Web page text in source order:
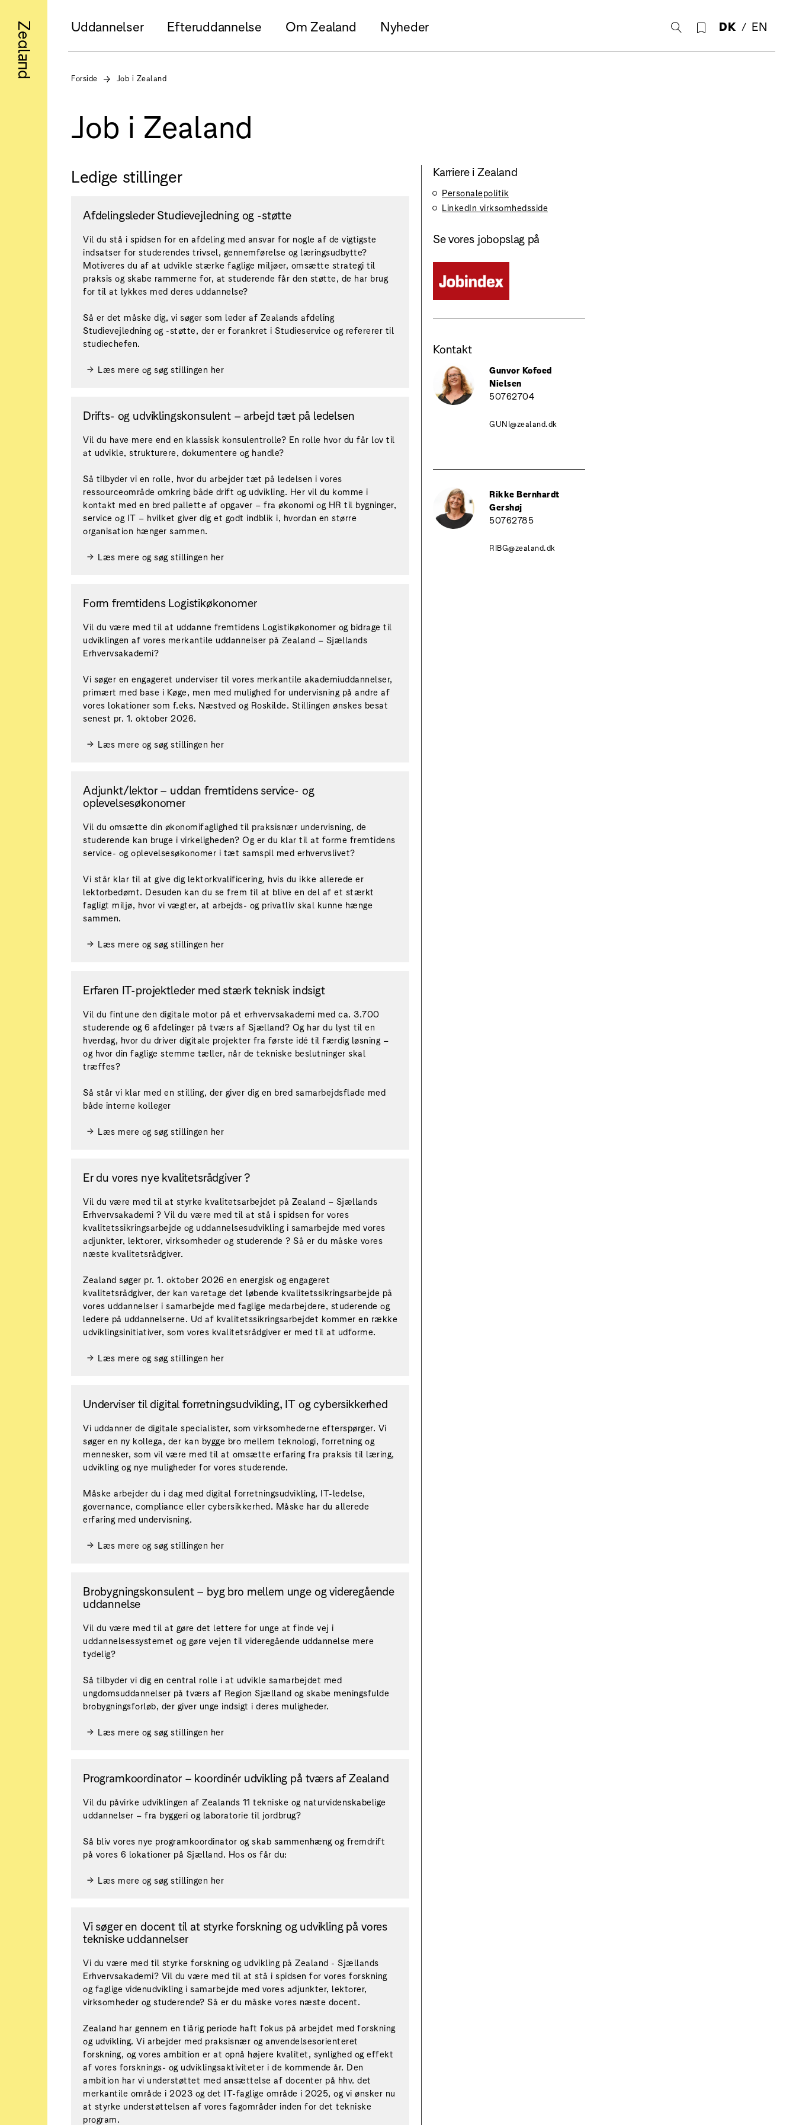
Zealand Uddannelser Efteruddannelse Om Zealand Nyheder DK EN
Forside Job i Zealand
Job i Zealand
Ledige stillinger
Afdelingsleder Studievejledning og -støtte
Vil du stå i spidsen for en afdeling med ansvar for nogle af de vigtigste
indsatser for studerendes trivsel, gennemførelse og læringsudbytte?
Motiveres du af at udvikle stærke faglige miljøer, omsætte strategi til
praksis og skabe rammerne for, at studerende får den støtte, de har brug
for til at lykkes med deres uddannelse?
Så er det måske dig, vi søger som leder af Zealands afdeling
Studievejledning og -støtte, der er forankret i Studieservice og refererer til
studiechefen.
Læs mere og søg stillingen her
Drifts- og udviklingskonsulent – arbejd tæt på ledelsen
Vil du have mere end en klassisk konsulentrolle? En rolle hvor du får lov til
at udvikle, strukturere, dokumentere og handle?
Så tilbyder vi en rolle, hvor du arbejder tæt på ledelsen i vores
ressourceområde omkring både drift og udvikling. Her vil du komme i
kontakt med en bred pallette af opgaver – fra økonomi og HR til bygninger,
service og IT – hvilket giver dig et godt indblik i, hvordan en større
organisation hænger sammen.
Læs mere og søg stillingen her
Form fremtidens Logistikøkonomer
Vil du være med til at uddanne fremtidens Logistikøkonomer og bidrage til
udviklingen af vores merkantile uddannelser på Zealand – Sjællands
Erhvervsakademi?
Vi søger en engageret underviser til vores merkantile akademiuddannelser,
primært med base i Køge, men med mulighed for undervisning på andre af
vores lokationer som f.eks. Næstved og Roskilde. Stillingen ønskes besat
senest pr. 1. oktober 2026.
Læs mere og søg stillingen her
Adjunkt/lektor – uddan fremtidens service- og
oplevelsesøkonomer
Vil du omsætte din økonomifaglighed til praksisnær undervisning, de
studerende kan bruge i virkeligheden? Og er du klar til at forme fremtidens
service- og oplevelsesøkonomer i tæt samspil med erhvervslivet?
Vi står klar til at give dig lektorkvalificering, hvis du ikke allerede er
lektorbedømt. Desuden kan du se frem til at blive en del af et stærkt
fagligt miljø, hvor vi vægter, at arbejds- og privatliv skal kunne hænge
sammen.
Læs mere og søg stillingen her
Erfaren IT-projektleder med stærk teknisk indsigt
Vil du fintune den digitale motor på et erhvervsakademi med ca. 3.700
studerende og 6 afdelinger på tværs af Sjælland? Og har du lyst til en
hverdag, hvor du driver digitale projekter fra første idé til færdig løsning –
og hvor din faglige stemme tæller, når de tekniske beslutninger skal
træffes?
Så står vi klar med en stilling, der giver dig en bred samarbejdsflade med
både interne kolleger
Læs mere og søg stillingen her
Er du vores nye kvalitetsrådgiver ?
Vil du være med til at styrke kvalitetsarbejdet på Zealand – Sjællands
Erhvervsakademi ? Vil du være med til at stå i spidsen for vores
kvalitetssikringsarbejde og uddannelsesudvikling i samarbejde med vores
adjunkter, lektorer, virksomheder og studerende ? Så er du måske vores
næste kvalitetsrådgiver.
Zealand søger pr. 1. oktober 2026 en energisk og engageret
kvalitetsrådgiver, der kan varetage det løbende kvalitetssikringsarbejde på
vores uddannelser i samarbejde med faglige medarbejdere, studerende og
ledere på uddannelserne. Ud af kvalitetssikringsarbejdet kommer en række
udviklingsinitiativer, som vores kvalitetsrådgiver er med til at udforme.
Læs mere og søg stillingen her
Underviser til digital forretningsudvikling, IT og cybersikkerhed
Vi uddanner de digitale specialister, som virksomhederne efterspørger. Vi
søger en ny kollega, der kan bygge bro mellem teknologi, forretning og
mennesker, som vil være med til at omsætte erfaring fra praksis til læring,
udvikling og nye muligheder for vores studerende.
Måske arbejder du i dag med digital forretningsudvikling, IT-ledelse,
governance, compliance eller cybersikkerhed. Måske har du allerede
erfaring med undervisning.
Læs mere og søg stillingen her
Brobygningskonsulent – byg bro mellem unge og videregående
uddannelse
Vil du være med til at gøre det lettere for unge at finde vej i
uddannelsessystemet og gøre vejen til videregående uddannelse mere
tydelig?
Så tilbyder vi dig en central rolle i at udvikle samarbejdet med
ungdomsuddannelser på tværs af Region Sjælland og skabe meningsfulde
brobygningsforløb, der giver unge indsigt i deres muligheder.
Læs mere og søg stillingen her
Programkoordinator – koordinér udvikling på tværs af Zealand
Vil du påvirke udviklingen af Zealands 11 tekniske og naturvidenskabelige
uddannelser – fra byggeri og laboratorie til jordbrug?
Så bliv vores nye programkoordinator og skab sammenhæng og fremdrift
på vores 6 lokationer på Sjælland. Hos os får du:
Læs mere og søg stillingen her
Vi søger en docent til at styrke forskning og udvikling på vores
tekniske uddannelser
Vi du være med til styrke forskning og udvikling på Zealand - Sjællands
Erhvervsakademi? Vil du være med til at stå i spidsen for vores forskning
og faglige videnudvikling i samarbejde med vores adjunkter, lektorer,
virksomheder og studerende? Så er du måske vores næste docent.
Zealand har gennem en tiårig periode haft fokus på arbejdet med forskning
og udvikling. Vi arbejder med praksisnær og anvendelsesorienteret
forskning, og vores ambition er at opnå højere kvalitet, synlighed og effekt
af vores forsknings- og udviklingsaktiviteter i de kommende år. Den
ambition har vi understøttet med ansættelse af docenter på hhv. det
merkantile område i 2023 og det IT-faglige område i 2025, og vi ønsker nu
at styrke understøttelsen af vores fagområder inden for det tekniske
program.
Karriere i Zealand
Personalepolitik
LinkedIn virksomhedsside
Se vores jobopslag på
Kontakt
Gunvor Kofoed
Nielsen
50762704
GUNI@zealand.dk
Rikke Bernhardt
Gershøj
50762785
RIBG@zealand.dk